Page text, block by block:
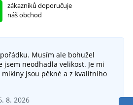
zákazníků doporučuje
náš obchod
Musím ale bohužel
jsem neodhadla velikost. Je mi
jsou pěkné a z kvalitního
8. 2026